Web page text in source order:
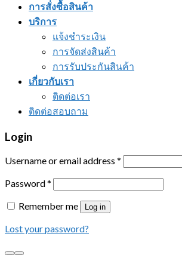
การสั่งซื้อสินค้า
บริการ
แจ้งชำระเงิน
การจัดส่งสินค้า
การรับประกันสินค้า
เกี่ยวกับเรา
ติดต่อเรา
ติดต่อสอบถาม
Login
Username or email address *
Password*
Remember me
Log in
Lost your password?